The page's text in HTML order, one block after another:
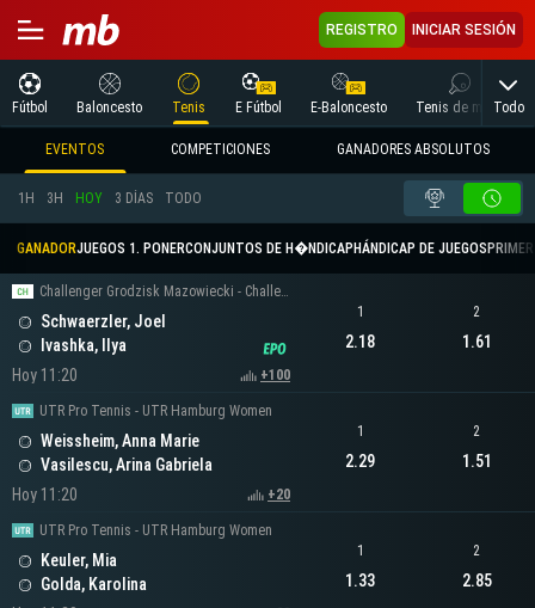
REGISTRO INICIAR SESIÓN
Fútbol Baloncesto Tenis E Fútbol E-Baloncesto Tenis de mesaTodo
EVENTOS COMPETICIONES GANADORES ABSOLUTOS
1H 3H HOY 3 DÍAS TODO
GANADORJUEGOS 1. PONERCONJUNTOS DE H�NDICAP HÁNDICAP DE JUEGOS
Challenger Grodzisk Mazowiecki - Challenger Men's Singles
Schwaerzler, Joel
Ivashka, Ilya
Hoy 11:20
+100
1
2.18
2
1.61
UTR Pro Tennis - UTR Hamburg Women
Weissheim, Anna Marie
Vasilescu, Arina Gabriela
Hoy 11:20
+20
1
2.29
2
1.51
UTR Pro Tennis - UTR Hamburg Women
Keuler, Mia
Golda, Karolina
1
1.33
2
2.85